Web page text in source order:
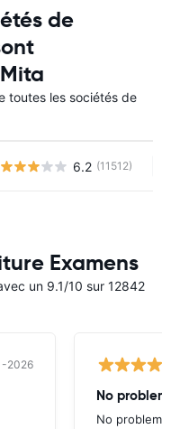
de
toutes les sociétés de
6.2 (11512)
Examens
un 9.1/10 sur 12842
2026
No
No